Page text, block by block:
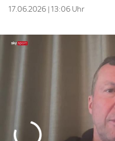
17.06.2026 | 13:06 Uhr